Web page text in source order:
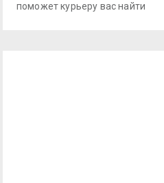
поможет курьеру вас найти